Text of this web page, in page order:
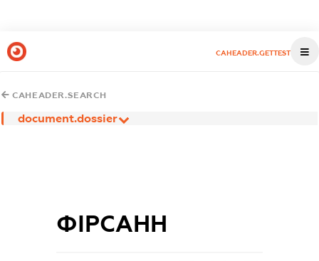
CAHEADER.GETTEST
CAHEADER.SEARCH
document.dossier
ФІРСАНН